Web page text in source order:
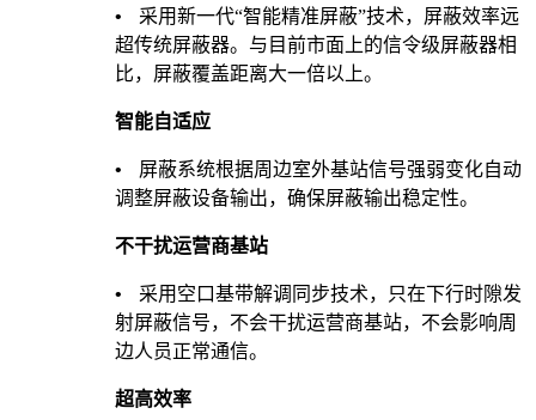
•
采用新一代“智能精准屏蔽”技术，屏蔽效率远
超传统屏蔽器。与目前市面上的信令级屏蔽器相
比，屏蔽覆盖距离大一倍以上。
智能自适应
•
屏蔽系统根据周边室外基站信号强弱变化自动
调整屏蔽设备输出，确保屏蔽输出稳定性。
不干扰运营商基站
•
采用空口基带解调同步技术，只在下行时隙发
射屏蔽信号，不会干扰运营商基站，不会影响周
边人员正常通信。
超高效率